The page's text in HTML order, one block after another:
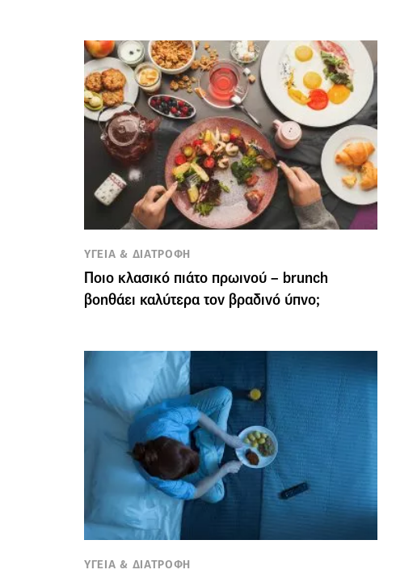
ΥΓΕΙΑ & ΔΙΑΤΡΟΦΗ
Ποιο κλασικό πιάτο πρωινού – brunch
βοηθάει καλύτερα τον βραδινό ύπνο;
ΥΓΕΙΑ & ΔΙΑΤΡΟΦΗ